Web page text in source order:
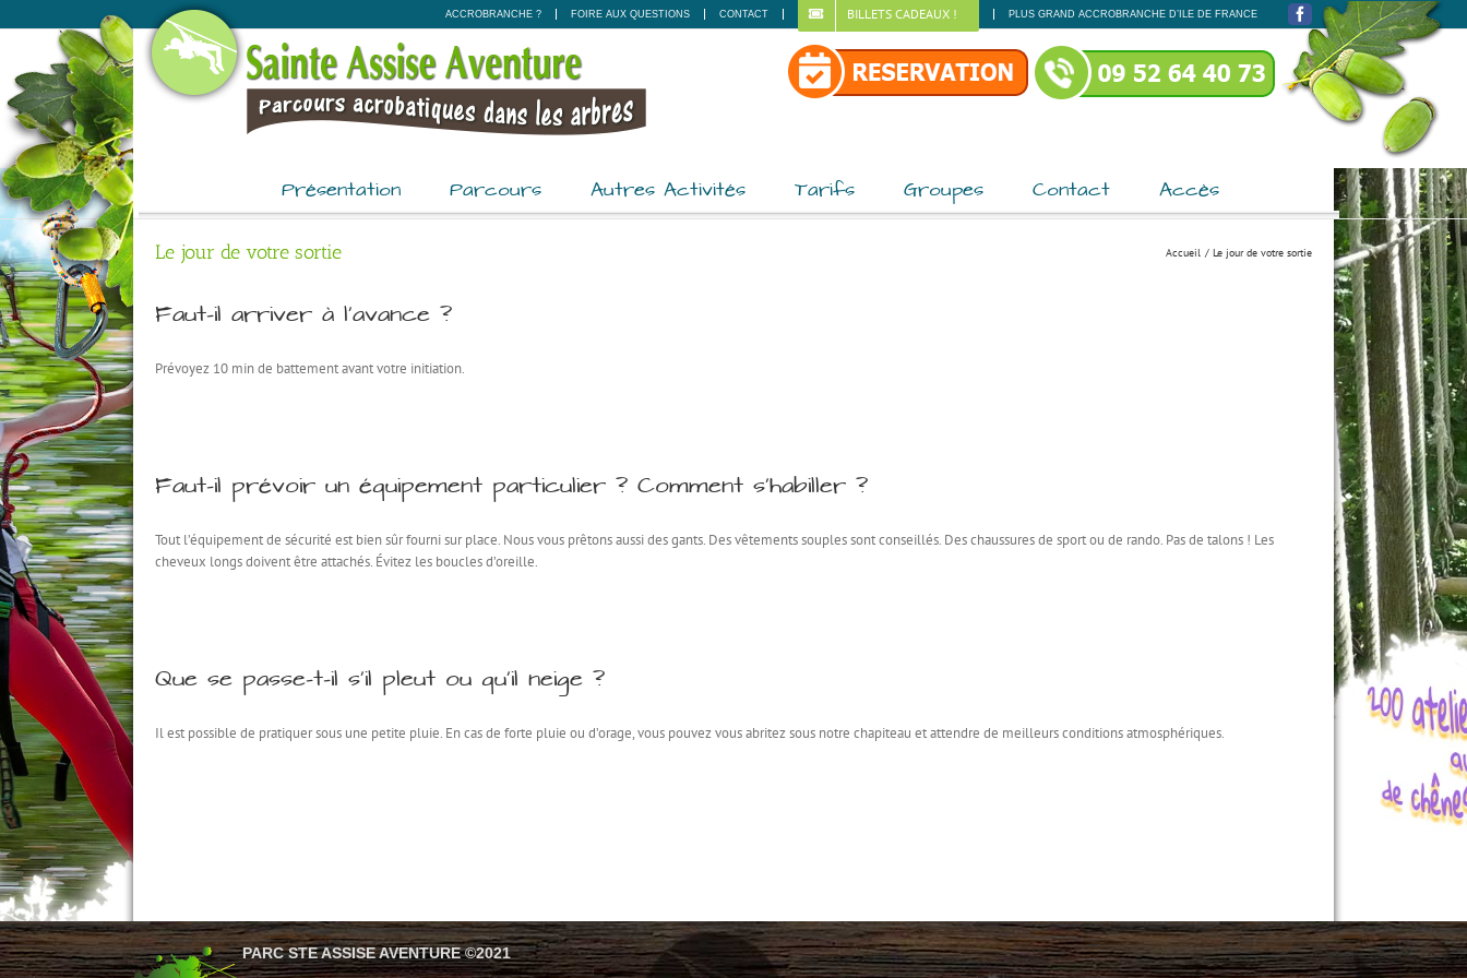
au
ACCROBRANCHE ? FOIRE AUX QUESTIONS CONTACT BILLETS CADEAUX ! PLUS GRAND ACCROBRANCHE D’ILE DE FRANCE Facebook
Présentation Parcours Autres Activités Tarifs Groupes Contact Accès
Le jour de votre sortie Accueil Le jour de votre sortie
Faut-il arriver à l’avance ?
Prévoyez 10 min de battement avant votre initiation.
Faut-il prévoir un équipement particulier ? Comment s’habiller ?
Tout l’équipement de sécurité est bien sûr fourni sur place. Nous vous prêtons aussi des gants. Des vêtements souples sont conseillés. Des chaussures de sport ou de rando. Pas de talons ! Les
cheveux longs doivent être attachés. Évitez les boucles d’oreille.
Que se passe-t-il s’il pleut ou qu’il neige ?
Il est possible de pratiquer sous une petite pluie. En cas de forte pluie ou d’orage, vous pouvez vous abritez sous notre chapiteau et attendre de meilleurs conditions atmosphériques.
PARC STE ASSISE AVENTURE ©2021